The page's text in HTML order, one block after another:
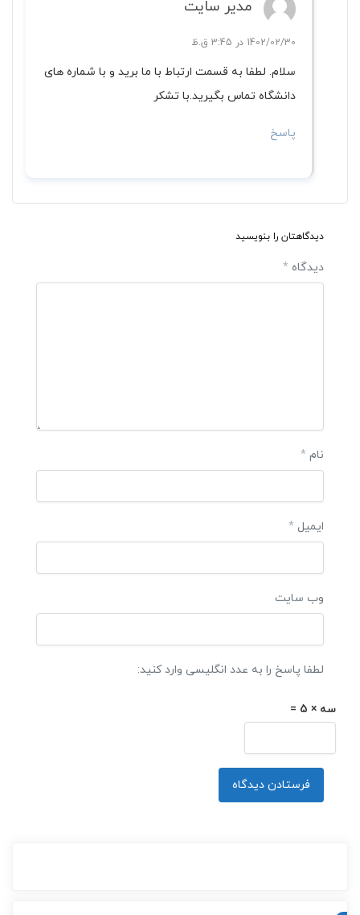
مدیر سایت
1402/02/30 در 3:45 ق.ظ
سلام. لطفا به قسمت ارتباط با ما برید و با شماره های
دانشگاه تماس بگیرید.‌با تشکر
پاسخ
دیدگاهتان را بنویسید
دیدگاه *
نام *
ایمیل *
وب‌ سایت
لطفا پاسخ را به عدد انگلیسی وارد کنید:
سه × 5 =